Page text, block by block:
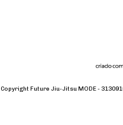
Copyright Future Jiu-Jitsu MODE -